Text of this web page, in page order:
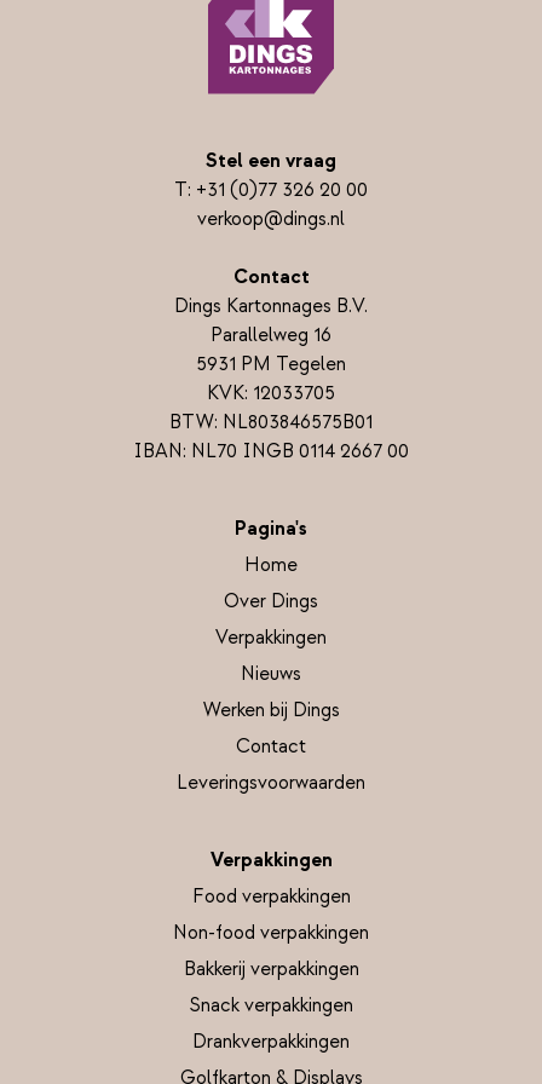
Stel een vraag
T: +31 (0)77 326 20 00
verkoop@dings.nl
Contact
Dings Kartonnages B.V.
Parallelweg 16
5931 PM Tegelen
KVK: 12033705
BTW: NL803846575B01
IBAN: NL70 INGB 0114 2667 00
Pagina's
Home
Over Dings
Verpakkingen
Nieuws
Werken bij Dings
Contact
Leveringsvoorwaarden
Verpakkingen
Food verpakkingen
Non-food verpakkingen
Bakkerij verpakkingen
Snack verpakkingen
Drankverpakkingen
Golfkarton & Displays